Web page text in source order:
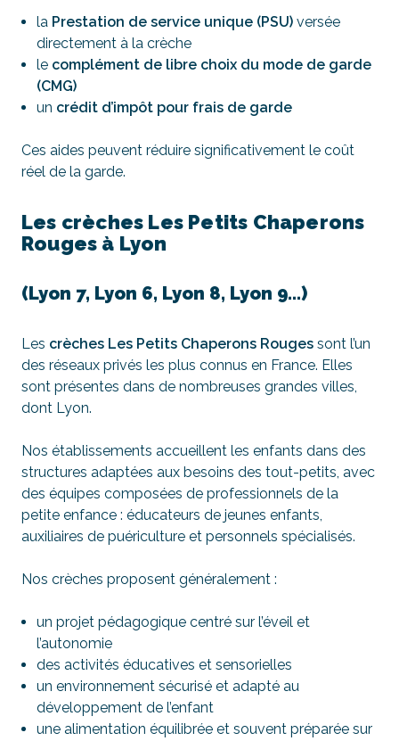
la Prestation de service unique (PSU) versée
directement à la crèche
le complément de libre choix du mode de garde
(CMG)
un crédit d’impôt pour frais de garde
Ces aides peuvent réduire significativement le coût
réel de la garde.
Les crèches Les Petits Chaperons
Rouges à Lyon
(Lyon 7, Lyon 6, Lyon 8, Lyon 9…)
Les crèches Les Petits Chaperons Rouges sont l’un
des réseaux privés les plus connus en France. Elles
sont présentes dans de nombreuses grandes villes,
dont Lyon.
Nos établissements accueillent les enfants dans des
structures adaptées aux besoins des tout-petits, avec
des équipes composées de professionnels de la
petite enfance : éducateurs de jeunes enfants,
auxiliaires de puériculture et personnels spécialisés.
Nos crèches proposent généralement :
un projet pédagogique centré sur l’éveil et
l’autonomie
des activités éducatives et sensorielles
un environnement sécurisé et adapté au
développement de l’enfant
une alimentation équilibrée et souvent préparée sur